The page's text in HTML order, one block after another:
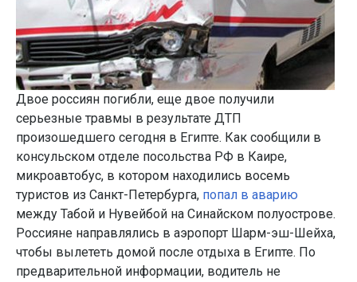
Двое россиян погибли, еще двое получили
серьезные травмы в результате ДТП
произошедшего сегодня в Египте. Как сообщили в
консульском отделе посольства РФ в Каире,
микроавтобус, в котором находились восемь
туристов из Санкт-Петербурга, попал в аварию
между Табой и Нувейбой на Синайском полуострове.
Россияне направлялись в аэропорт Шарм-эш-Шейха,
чтобы вылететь домой после отдыха в Египте. По
предварительной информации, водитель не